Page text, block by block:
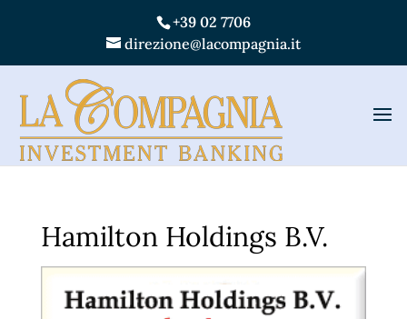
+39 02 7706
direzione@lacompagnia.it
Hamilton Holdings B.V.